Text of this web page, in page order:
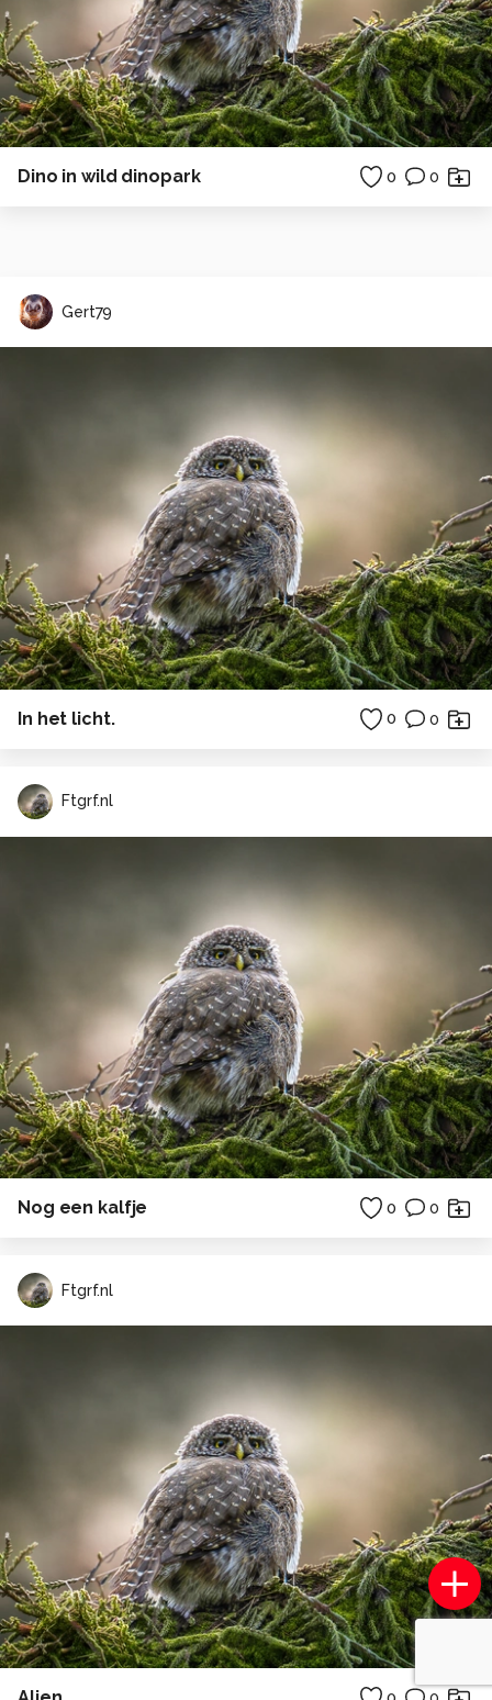
Dino in wild dinopark 0 0
Gert79
In het licht. 0 0
Ftgrf.nl
Nog een kalfje 0 0
Ftgrf.nl